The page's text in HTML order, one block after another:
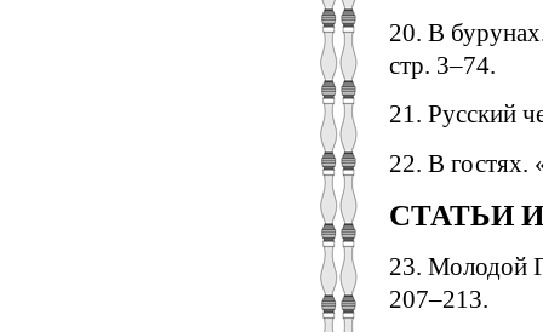
20. В
стр. 3–74.
21. Русский
22. В
СТАТЬИ
23. Молодой
207–213.